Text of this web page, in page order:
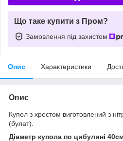
Що таке купити з Пром?
Замовлення під захистом
Опис Характеристики
Опис
Купол з хрестом виготовлений з
(булат).
Діаметр купола по цибулині